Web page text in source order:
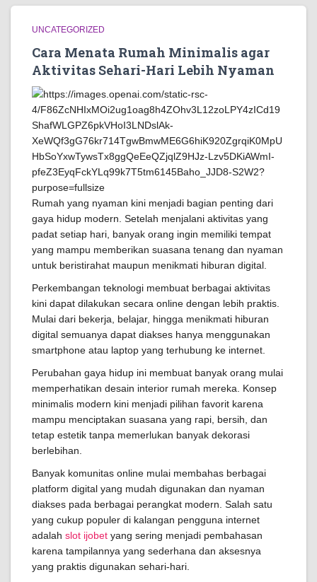
UNCATEGORIZED
Cara Menata Rumah Minimalis agar
Aktivitas Sehari-Hari Lebih Nyaman
Rumah yang nyaman kini menjadi bagian penting dari
gaya hidup modern. Setelah menjalani aktivitas yang
padat setiap hari, banyak orang ingin memiliki tempat
yang mampu memberikan suasana tenang dan nyaman
untuk beristirahat maupun menikmati hiburan digital.
Perkembangan teknologi membuat berbagai aktivitas
kini dapat dilakukan secara online dengan lebih praktis.
Mulai dari bekerja, belajar, hingga menikmati hiburan
digital semuanya dapat diakses hanya menggunakan
smartphone atau laptop yang terhubung ke internet.
Perubahan gaya hidup ini membuat banyak orang mulai
memperhatikan desain interior rumah mereka. Konsep
minimalis modern kini menjadi pilihan favorit karena
mampu menciptakan suasana yang rapi, bersih, dan
tetap estetik tanpa memerlukan banyak dekorasi
berlebihan.
Banyak komunitas online mulai membahas berbagai
platform digital yang mudah digunakan dan nyaman
diakses pada berbagai perangkat modern. Salah satu
yang cukup populer di kalangan pengguna internet
adalah slot ijobet yang sering menjadi pembahasan
karena tampilannya yang sederhana dan aksesnya
yang praktis digunakan sehari-hari.